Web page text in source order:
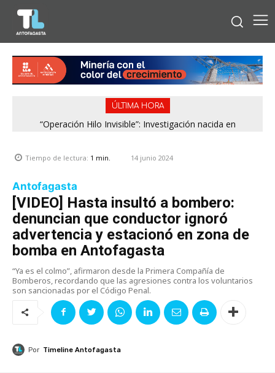
ÚLTIMA HORA
“Operación Hilo Invisible”: Investigación nacida en
Tiempo de lectura: 1 min. 14 junio 2024
Antofagasta
[VIDEO] Hasta insultó a bombero:
denuncian que conductor ignoró
advertencia y estacionó en zona de
bomba en Antofagasta
“Ya es el colmo”, afirmaron desde la Primera Compañía de
Bomberos, recordando que las agresiones contra los voluntarios
son sancionadas por el Código Penal.
Por Timeline Antofagasta